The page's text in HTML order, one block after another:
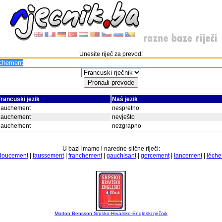
Unesite riječ za prevod:
jezik
Naš jezik
nespretno
nevješto
nezgrapno
U bazi imamo i naredne slične riječi:
| faussement| franchement| gauchisant| gercement| lancement|
Morton Bensson Srpsko-Hrvatsko-Engleski rječnik